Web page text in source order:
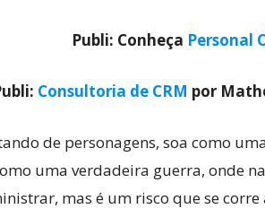
Publi: Conheça Personal
Consultoria de CRM por
de personagens, soa como
uma verdadeira guerra, onde
mas é um risco que se